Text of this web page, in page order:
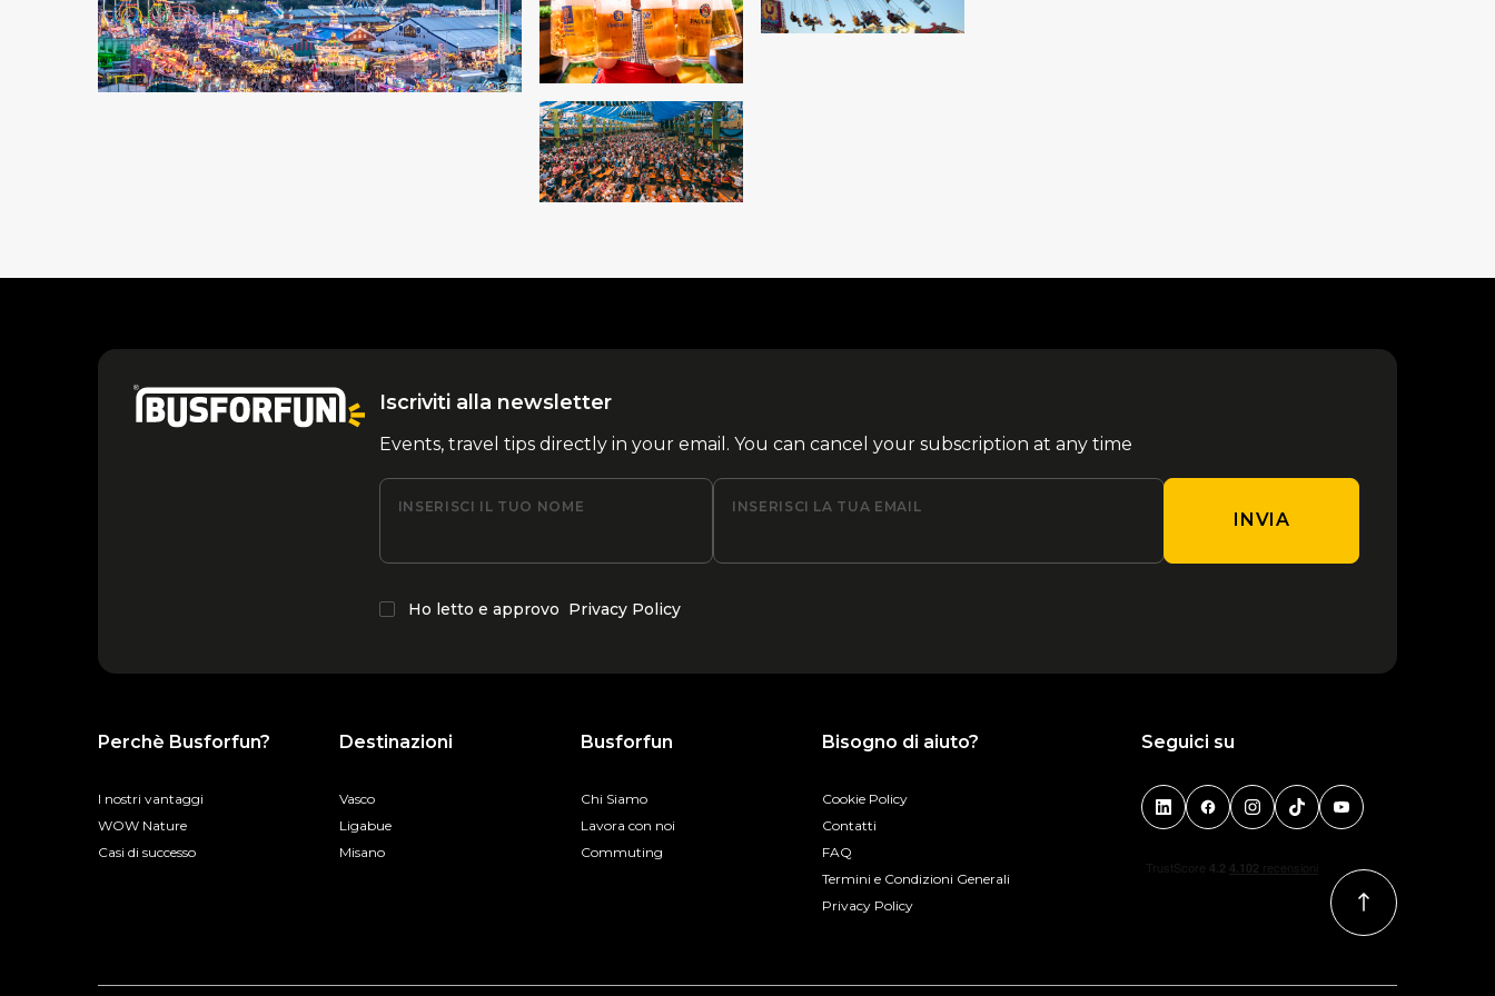
Iscriviti alla newsletter
Events, travel tips directly in your email. You can cancel your subscription at any time
INSERISCI IL TUO NOME INSERISCI LA TUA EMAIL
INVIA
Ho letto e approvo Privacy Policy
Perchè Busforfun?
I nostri vantaggi
WOW Nature
Casi di successo
Destinazioni
Vasco
Ligabue
Misano
Busforfun
Chi Siamo
Lavora con noi
Commuting
Bisogno di aiuto?
Cookie Policy
Contatti
FAQ
Termini e Condizioni Generali
Privacy Policy
Seguici su